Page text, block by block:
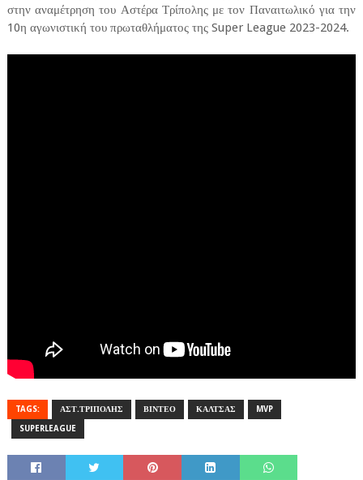
στην αναμέτρηση του Αστέρα Τρίπολης με τον Παναιτωλικό για την
10η αγωνιστική του πρωταθλήματος της Super League 2023-2024.
TAGS: ΑΣΤ.ΤΡΙΠΟΛΗΣ ΒΙΝΤΕΟ ΚΑΛΤΣΑΣ MVP
SUPERLEAGUE